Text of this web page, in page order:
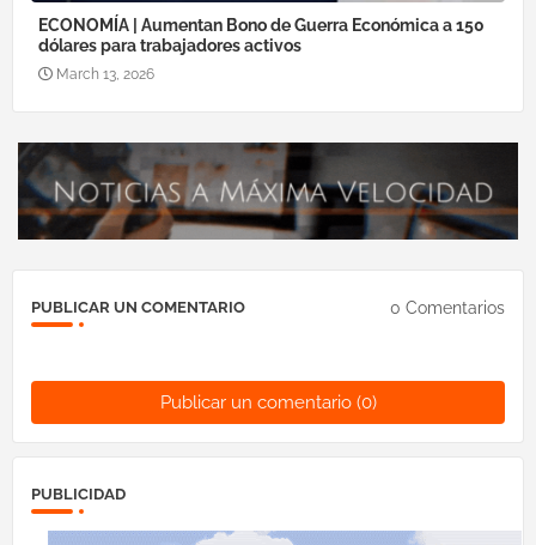
ECONOMÍA | Aumentan Bono de Guerra Económica a 150
dólares para trabajadores activos
March 13, 2026
PUBLICAR UN COMENTARIO 0 Comentarios
Publicar un comentario (0)
PUBLICIDAD